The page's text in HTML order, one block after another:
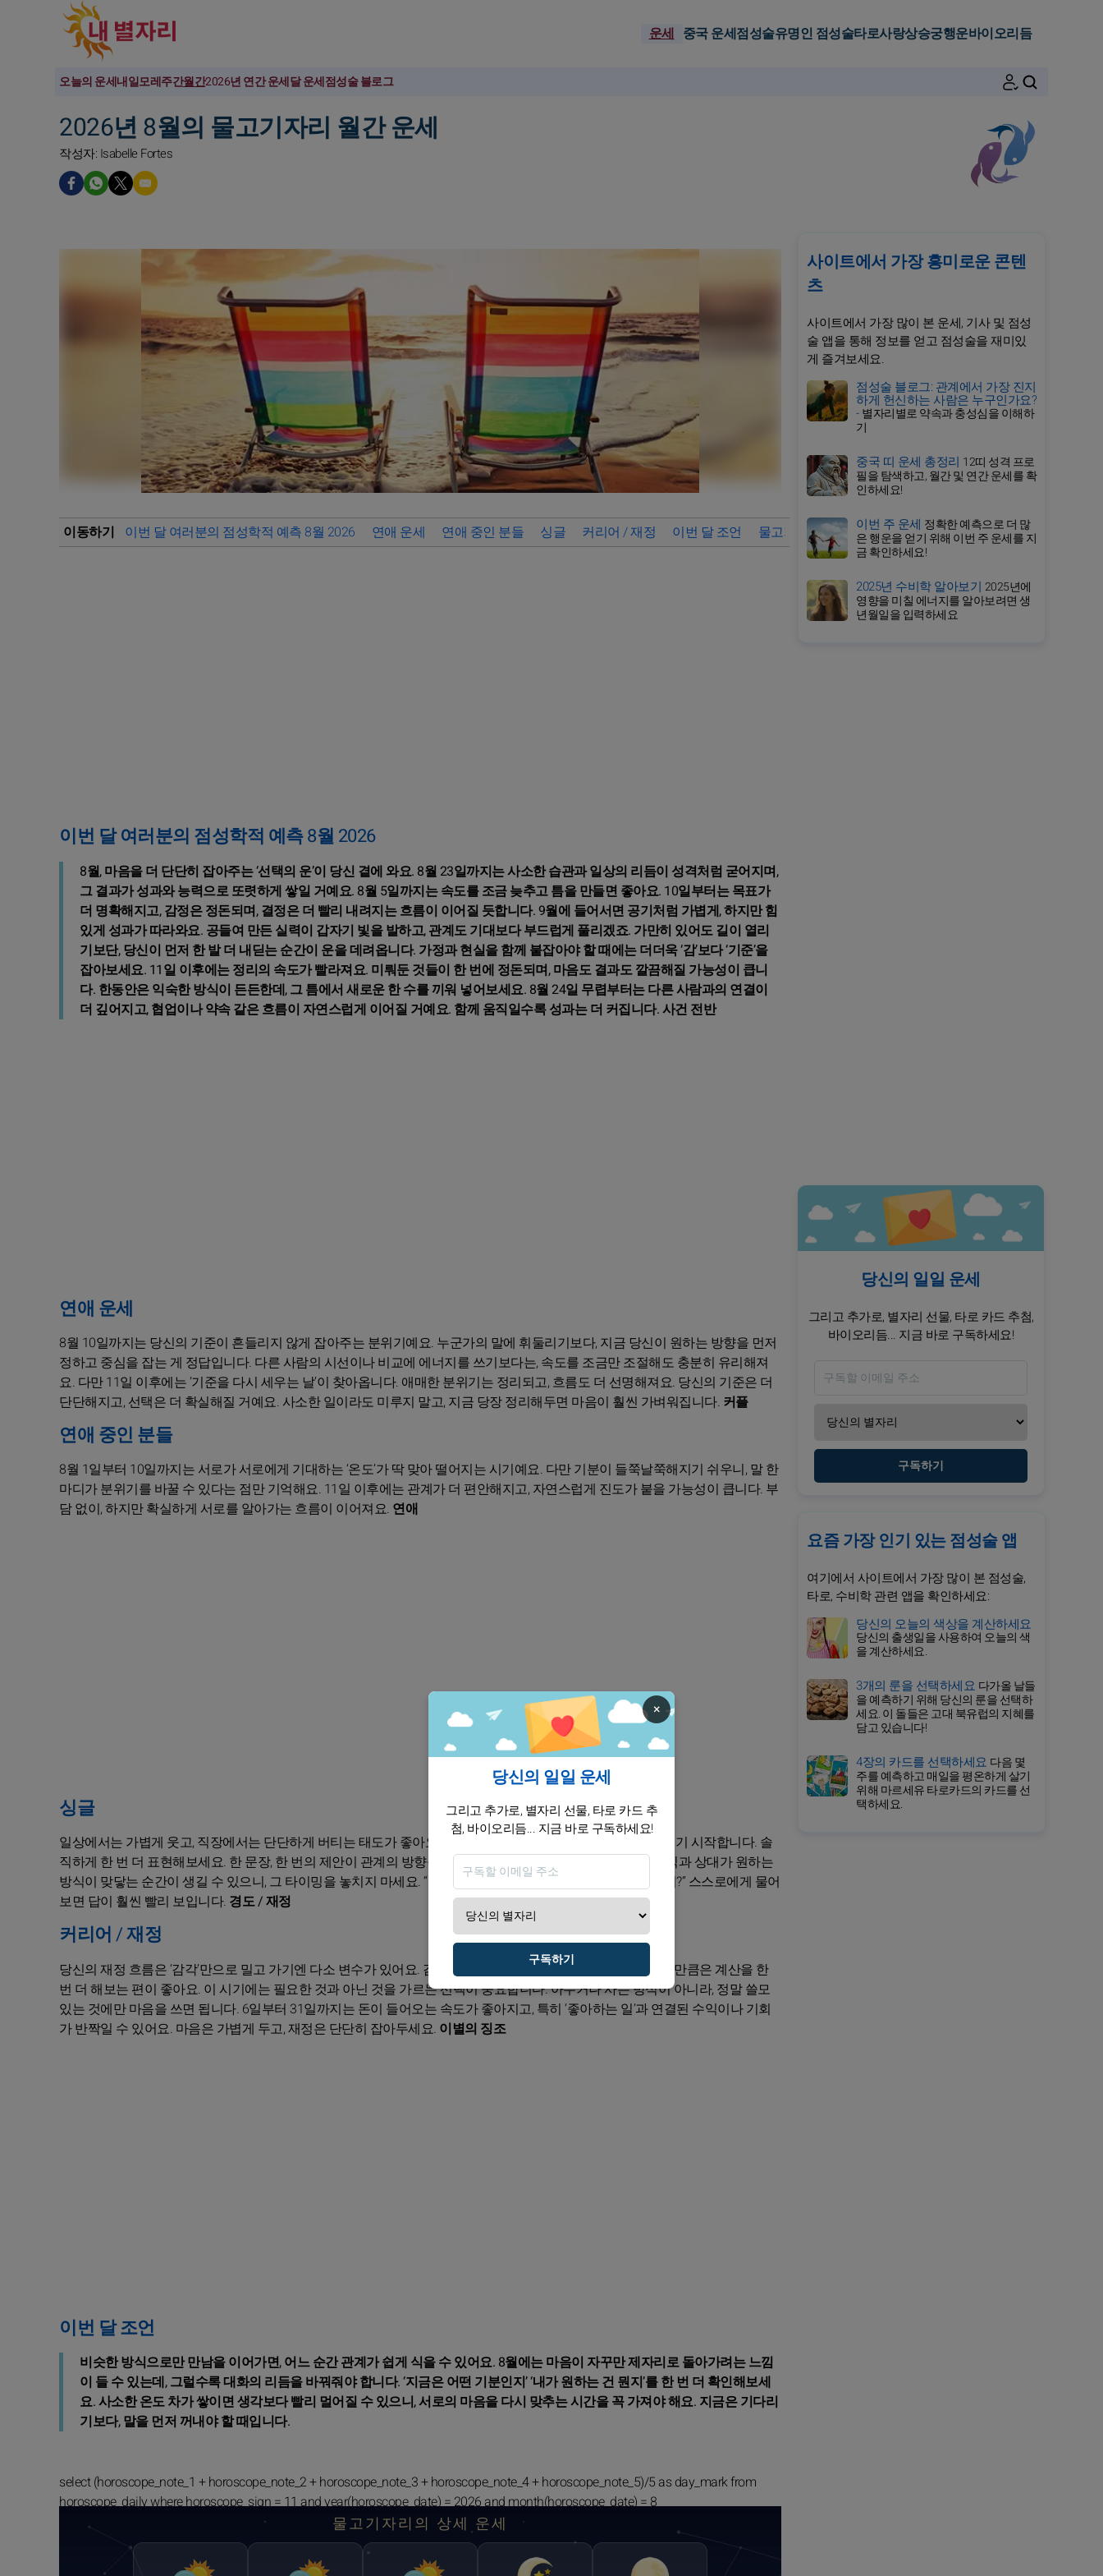
운세 중국 운세점성술유명인 점성술타로사랑상승궁행운바이오리듬
오늘의 운세내일모레주간월간2026년 연간 운세달 운세점성술 블로그
2026년 8월의 물고기자리 월간 운세
작성자: Isabelle Fortes
이동하기 이번 달 여러분의 점성학적 예측 8월 2026 연애 운세 연애 중인 분들 싱글 커리어 / 재정 이번 달 조언 물고기자리의 상세 운세 2026년 물고기자리 월간 운세 바
이번 달 여러분의 점성학적 예측 8월 2026
8월, 마음을 더 단단히 잡아주는 ‘선택의 운’이 당신 곁에 와요. 8월 23일까지는 사소한 습관과 일상의 리듬이 성격처럼 굳어지며,
그 결과가 성과와 능력으로 또렷하게 쌓일 거예요. 8월 5일까지는 속도를 조금 늦추고 틈을 만들면 좋아요. 10일부터는 목표가
더 명확해지고, 감정은 정돈되며, 결정은 더 빨리 내려지는 흐름이 이어질 듯합니다. 9월에 들어서면 공기처럼 가볍게, 하지만 힘
있게 성과가 따라와요. 공들여 만든 실력이 갑자기 빛을 발하고, 관계도 기대보다 부드럽게 풀리겠죠. 가만히 있어도 길이 열리
기보단, 당신이 먼저 한 발 더 내딛는 순간이 운을 데려옵니다. 가정과 현실을 함께 붙잡아야 할 때에는 더더욱 ‘감’보다 ‘기준’을
잡아보세요. 11일 이후에는 정리의 속도가 빨라져요. 미뤄둔 것들이 한 번에 정돈되며, 마음도 결과도 깔끔해질 가능성이 큽니
다. 한동안은 익숙한 방식이 든든한데, 그 틈에서 새로운 한 수를 끼워 넣어보세요. 8월 24일 무렵부터는 다른 사람과의 연결이
더 깊어지고, 협업이나 약속 같은 흐름이 자연스럽게 이어질 거예요. 함께 움직일수록 성과는 더 커집니다. 사건 전반
연애 운세
8월 10일까지는 당신의 기준이 흔들리지 않게 잡아주는 분위기예요. 누군가의 말에 휘둘리기보다, 지금 당신이 원하는 방향을 먼저
정하고 중심을 잡는 게 정답입니다. 다른 사람의 시선이나 비교에 에너지를 쓰기보다는, 속도를 조금만 조절해도 충분히 유리해져
요. 다만 11일 이후에는 ‘기준을 다시 세우는 날’이 찾아옵니다. 애매한 분위기는 정리되고, 흐름도 더 선명해져요. 당신의 기준은 더
단단해지고, 선택은 더 확실해질 거예요. 사소한 일이라도 미루지 말고, 지금 당장 정리해두면 마음이 훨씬 가벼워집니다. 커플
연애 중인 분들
8월 1일부터 10일까지는 서로가 서로에게 기대하는 ‘온도’가 딱 맞아 떨어지는 시기예요. 다만 기분이 들쭉날쭉해지기 쉬우니, 말 한
마디가 분위기를 바꿀 수 있다는 점만 기억해요. 11일 이후에는 관계가 더 편안해지고, 자연스럽게 진도가 붙을 가능성이 큽니다. 부
담 없이, 하지만 확실하게 서로를 알아가는 흐름이 이어져요. 연애
싱글
일상에서는 가볍게 웃고, 직장에서는 단단하게 버티는 태도가 좋아요. 11일 이후에는 당신의 마음이 먼저 움직이기 시작합니다. 솔
직하게 한 번 더 표현해보세요. 한 문장, 한 번의 제안이 관계의 방향을 바꿀 수 있어요. 특히 당신이 기대하는 방식과 상대가 원하는
방식이 맞닿는 순간이 생길 수 있으니, 그 타이밍을 놓치지 마세요. “지금 이 관계에서 내가 원하는 건 도대체 뭐지?” 스스로에게 물어
보면 답이 훨씬 빨리 보입니다. 경도 / 재정
커리어 / 재정
당신의 재정 흐름은 ‘감각’만으로 밀고 가기엔 다소 변수가 있어요. 감정이 앞서면 지출이 커질 수 있으니, 이번 달만큼은 계산을 한
번 더 해보는 편이 좋아요. 이 시기에는 필요한 것과 아닌 것을 가르는 선택이 중요합니다. 아무거나 사는 방식이 아니라, 정말 쓸모
있는 것에만 마음을 쓰면 됩니다. 6일부터 31일까지는 돈이 들어오는 속도가 좋아지고, 특히 ‘좋아하는 일’과 연결된 수익이나 기회
가 반짝일 수 있어요. 마음은 가볍게 두고, 재정은 단단히 잡아두세요. 이별의 징조
이번 달 조언
비슷한 방식으로만 만남을 이어가면, 어느 순간 관계가 쉽게 식을 수 있어요. 8월에는 마음이 자꾸만 제자리로 돌아가려는 느낌
이 들 수 있는데, 그럴수록 대화의 리듬을 바꿔줘야 합니다. ‘지금은 어떤 기분인지’ ‘내가 원하는 건 뭔지’를 한 번 더 확인해보세
요. 사소한 온도 차가 쌓이면 생각보다 빨리 멀어질 수 있으니, 서로의 마음을 다시 맞추는 시간을 꼭 가져야 해요. 지금은 기다리
기보다, 말을 먼저 꺼내야 할 때입니다.
select (horoscope_note_1 + horoscope_note_2 + horoscope_note_3 + horoscope_note_4 + horoscope_note_5)/5 as day_mark from
horoscope_daily where horoscope_sign = 11 and year(horoscope_date) = 2026 and month(horoscope_date) = 8
물고기자리의 상세 운세
사이트에서 가장 흥미로운 콘텐
츠
사이트에서 가장 많이 본 운세, 기사 및 점성
술 앱을 통해 정보를 얻고 점성술을 재미있
게 즐겨보세요.
점성술 블로그: 관계에서 가장 진지
하게 헌신하는 사람은 누구인가요?
-별자리별로 약속과 충성심을 이해하
기
중국 띠 운세 총정리 12띠 성격 프로
필을 탐색하고, 월간 및 연간 운세를 확
인하세요!
이번 주 운세 정확한 예측으로 더 많
은 행운을 얻기 위해 이번 주 운세를 지
금 확인하세요!
2025년 수비학 알아보기 2025년에
영향을 미칠 에너지를 알아보려면 생
년월일을 입력하세요
당신의 일일 운세
그리고 추가로, 별자리 선물, 타로 카드 추첨,
바이오리듬... 지금 바로 구독하세요!
구독하기
요즘 가장 인기 있는 점성술 앱
여기에서 사이트에서 가장 많이 본 점성술,
타로, 수비학 관련 앱을 확인하세요:
당신의 오늘의 색상을 계산하세요
당신의 출생일을 사용하여 오늘의 색
을 계산하세요.
3개의 룬을 선택하세요 다가올 날들
을 예측하기 위해 당신의 룬을 선택하
세요. 이 돌들은 고대 북유럽의 지혜를
담고 있습니다!
4장의 카드를 선택하세요 다음 몇
주를 예측하고 매일을 평온하게 살기
위해 마르세유 타로카드의 카드를 선
택하세요.
×
당신의 일일 운세
그리고 추가로, 별자리 선물, 타로 카드 추
첨, 바이오리듬... 지금 바로 구독하세요!
구독하기